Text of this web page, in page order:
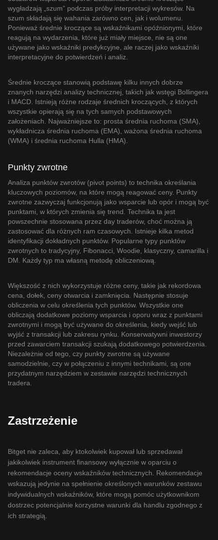
wygładzają „szum” podczas próby interpretacji wykresów. Na
szum składają się wahania zarówno cen, jak i wolumenu.
Ponieważ średnie kroczące są wskaźnikami opóźnionymi, które
reagują na wydarzenia, które już miały miejsce, nie są one
używane jako wskaźniki predykcyjne, ale raczej jako wskaźniki
interpretacyjne do potwierdzeń i analiz.
Średnie kroczące stanowią podstawę kilku innych dobrze
znanych narzędzi analizy technicznej, takich jak wstęgi Bollingera
i MACD. Istnieją różne rodzaje średnich kroczących, z których
wszystkie opierają się na tych samych podstawowych
założeniach. Najważniejsze to: prosta średnia ruchoma (SMA),
wykładnicza średnia ruchoma (EMA), ważona średnia ruchoma
(WMA) i średnia ruchoma Hulla (HMA).
Punkty zwrotne
Analiza punktów zwrotów (pivot points) to technika określania
kluczowych poziomów, na które mogą reagować ceny. Punkty
zwrotne zazwyczaj funkcjonują jako wsparcie lub opór i mogą być
punktami, w których zmienia się trend. Technika ta jest
powszechnie stosowana przez day traderów, choć można ją
zastosować dla różnych ram czasowych. Istnieje kilka metod
identyfikacji dokładnych punktów. Popularne typy punktów
zwrotnych to tradycyjny, Fibonacci, Woodie, klasyczny, camarilla i
DM. Każdy typ ma własną metodę obliczeniową.
Większość z nich wykorzystuje różne ceny, takie jak rekordowa
cena, dołek, ceny otwarcia i zamknięcia. Następnie stosuje
obliczenia w celu określenia tych punktów. Wszystkie one
obliczają dodatkowe poziomy wsparcia i oporu wraz z punktami
zwrotnymi i mogą być używane do określenia, kiedy wejść lub
wyjść z transakcji lub zakresu rynku. Konserwatywni inwestorzy
przed zawarciem transakcji szukają dodatkowego potwierdzenia.
Niezależnie od tego, czy punkty zwrotne są używane
samodzielnie, czy w połączeniu z innymi technikami, są one
przydatnym narzędziem w zestawie narzędzi technicznych
tradera.
Zastrzeżenie
Bitget nie zaleca, aby ktokolwiek kupował lub sprzedawał
jakikolwiek instrument finansowy wyłącznie w oparciu o
rekomendacje oceny wskaźników technicznych. Rekomendacje
wskazują jedynie na spełnienie określonych warunków zestawu
indywidualnych wskaźników, które mogą pomóc użytkownikom
dostrzec potencjalnie korzystne warunki dla handlu zgodnego z
ich strategią.